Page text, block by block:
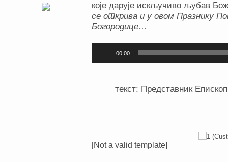
које дарује искључиво љубав
се открива и у овом Празнику
Богородице…
00:00
текст: Представник
[Not a valid template]